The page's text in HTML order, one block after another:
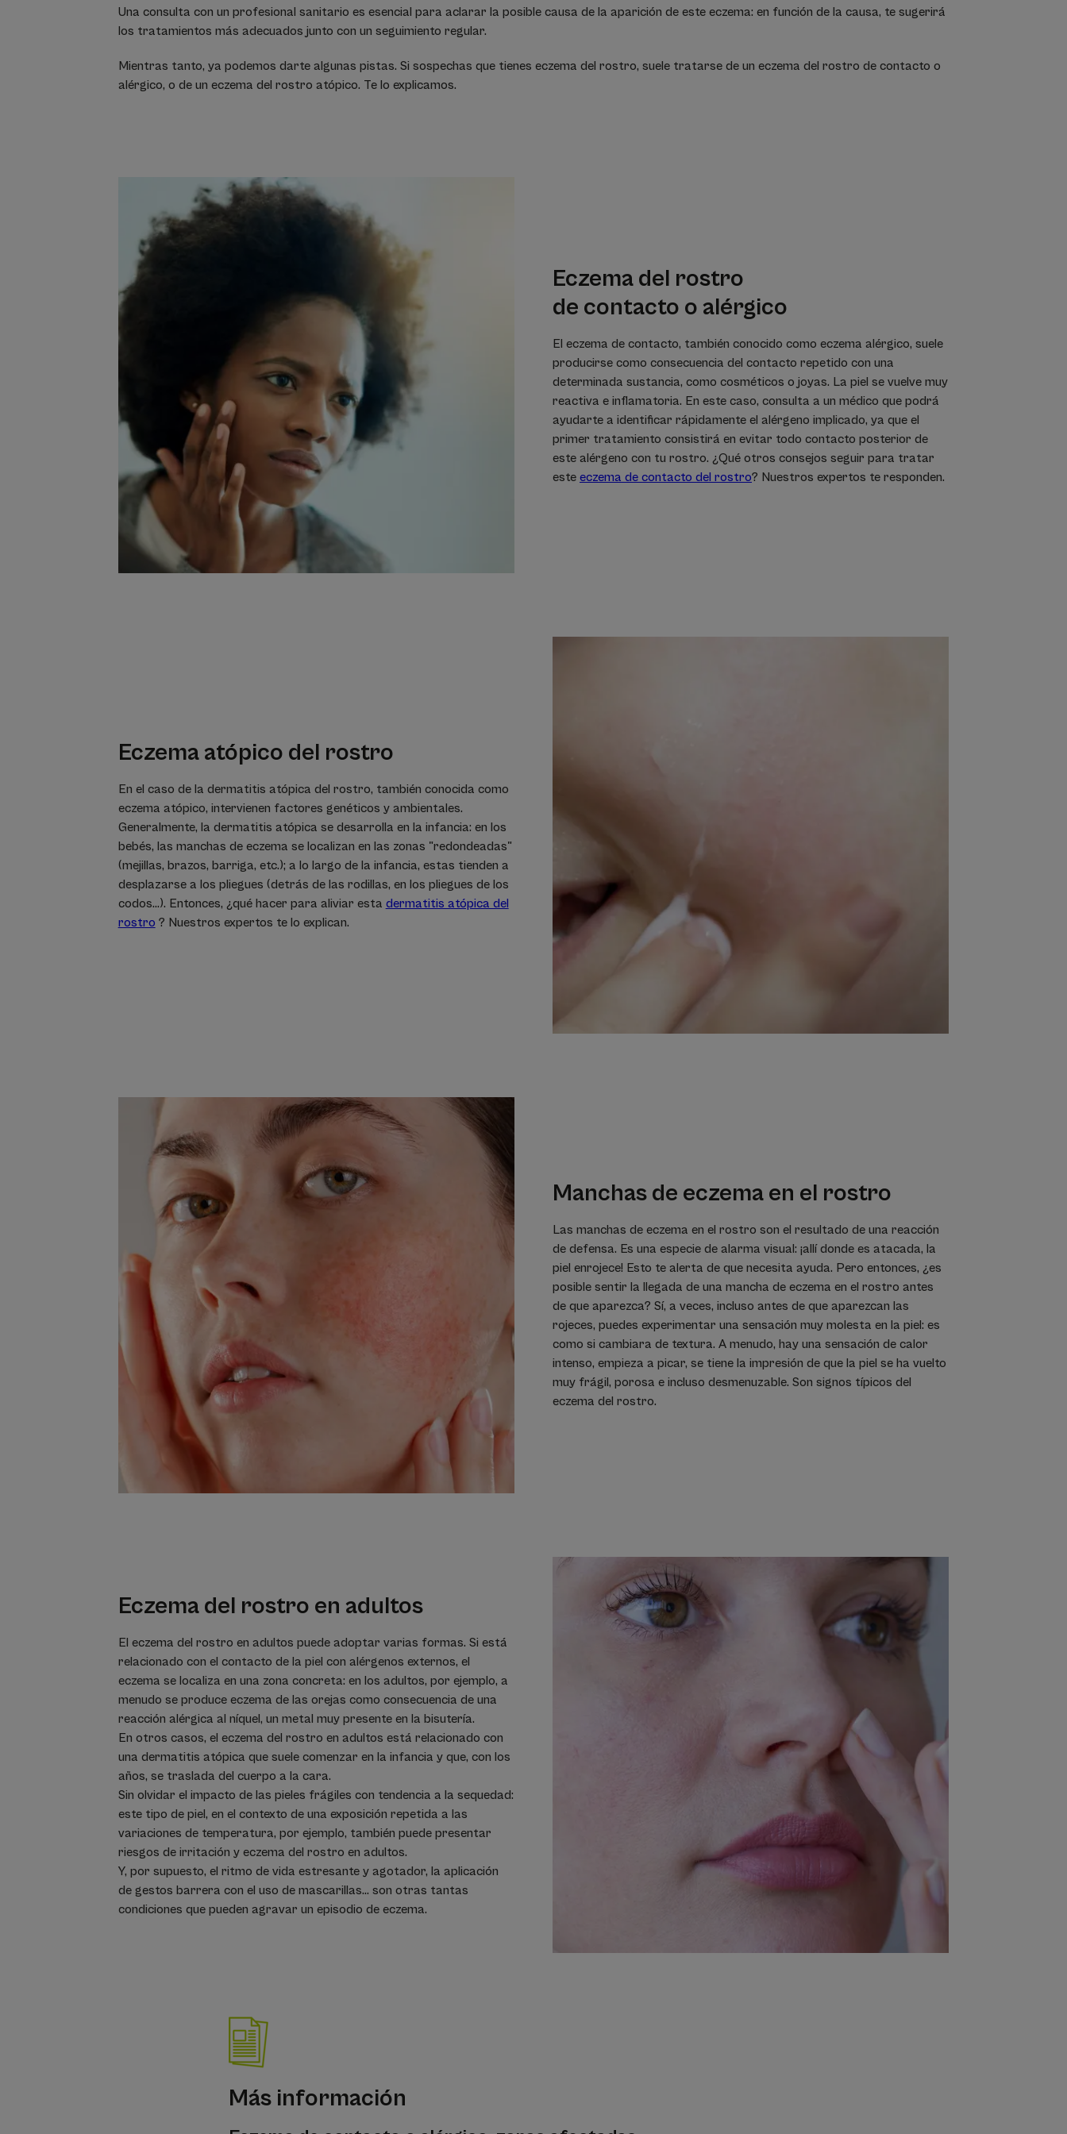
Una consulta con un profesional sanitario es esencial para aclarar la posible causa de la aparición de este eczema: en función de la causa, te sugerirá
los tratamientos más adecuados junto con un seguimiento regular.
Mientras tanto, ya podemos darte algunas pistas. Si sospechas que tienes eczema del rostro, suele tratarse de un eczema del rostro de contacto o
alérgico, o de un eczema del rostro atópico. Te lo explicamos.
Eczema del rostro
de contacto o alérgico
El eczema de contacto, también conocido como eczema alérgico, suele
producirse como consecuencia del contacto repetido con una
determinada sustancia, como cosméticos o joyas. La piel se vuelve muy
reactiva e inflamatoria. En este caso, consulta a un médico que podrá
ayudarte a identificar rápidamente el alérgeno implicado, ya que el
primer tratamiento consistirá en evitar todo contacto posterior de
este alérgeno con tu rostro. ¿Qué otros consejos seguir para tratar
este eczema de contacto del rostro? Nuestros expertos te responden.
Eczema atópico del rostro
En el caso de la dermatitis atópica del rostro, también conocida como
eczema atópico, intervienen factores genéticos y ambientales.
Generalmente, la dermatitis atópica se desarrolla en la infancia: en los
bebés, las manchas de eczema se localizan en las zonas "redondeadas"
(mejillas, brazos, barriga, etc.); a lo largo de la infancia, estas tienden a
desplazarse a los pliegues (detrás de las rodillas, en los pliegues de los
codos...). Entonces, ¿qué hacer para aliviar esta dermatitis atópica del
rostro ? Nuestros expertos te lo explican.
Manchas de eczema en el rostro
Las manchas de eczema en el rostro son el resultado de una reacción
de defensa. Es una especie de alarma visual: ¡allí donde es atacada, la
piel enrojece! Esto te alerta de que necesita ayuda. Pero entonces, ¿es
posible sentir la llegada de una mancha de eczema en el rostro antes
de que aparezca? Sí, a veces, incluso antes de que aparezcan las
rojeces, puedes experimentar una sensación muy molesta en la piel: es
como si cambiara de textura. A menudo, hay una sensación de calor
intenso, empieza a picar, se tiene la impresión de que la piel se ha vuelto
muy frágil, porosa e incluso desmenuzable. Son signos típicos del
eczema del rostro.
Eczema del rostro en adultos
El eczema del rostro en adultos puede adoptar varias formas. Si está
relacionado con el contacto de la piel con alérgenos externos, el
eczema se localiza en una zona concreta: en los adultos, por ejemplo, a
menudo se produce eczema de las orejas como consecuencia de una
reacción alérgica al níquel, un metal muy presente en la bisutería.
En otros casos, el eczema del rostro en adultos está relacionado con
una dermatitis atópica que suele comenzar en la infancia y que, con los
años, se traslada del cuerpo a la cara.
Sin olvidar el impacto de las pieles frágiles con tendencia a la sequedad:
este tipo de piel, en el contexto de una exposición repetida a las
variaciones de temperatura, por ejemplo, también puede presentar
riesgos de irritación y eczema del rostro en adultos.
Y, por supuesto, el ritmo de vida estresante y agotador, la aplicación
de gestos barrera con el uso de mascarillas... son otras tantas
condiciones que pueden agravar un episodio de eczema.
Más información